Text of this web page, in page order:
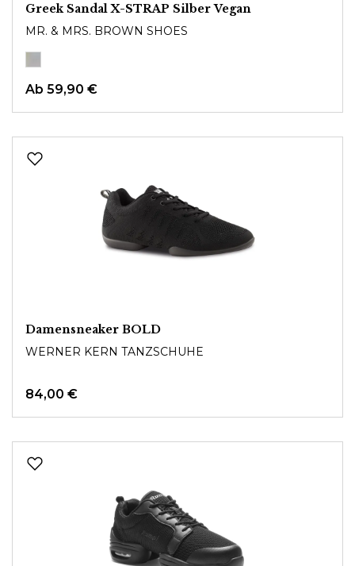
Greek Sandal X-STRAP Silber Vegan
MR. & MRS. BROWN SHOES
Ab 59,90 €
Damensneaker BOLD
WERNER KERN TANZSCHUHE
84,00 €